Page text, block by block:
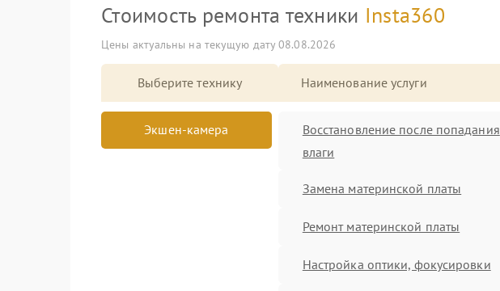
Стоимость ремонта техники Insta360
Цены актуальны на текущую дату 08.08.2026
Выберите технику
Экшен-камера
Наименование услуги
Восстановление после попадания
влаги
Замена материнской платы
Ремонт материнской платы
Настройка оптики, фокусировки